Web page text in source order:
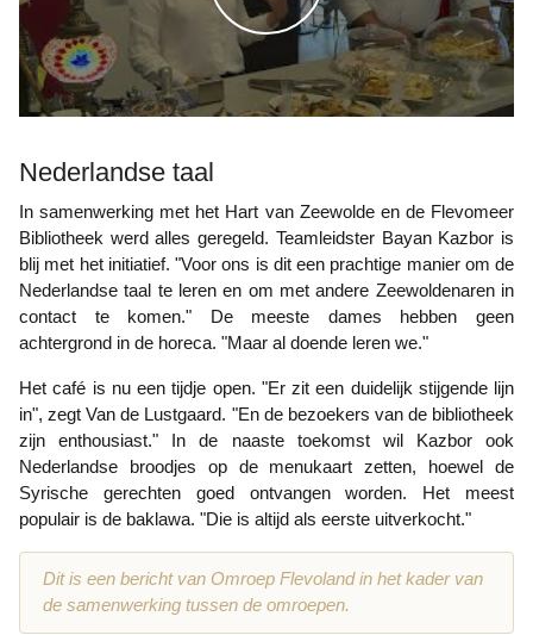
Nederlandse taal
In samenwerking met het Hart van Zeewolde en de Flevomeer
Bibliotheek werd alles geregeld. Teamleidster Bayan Kazbor is
blij met het initiatief. "Voor ons is dit een prachtige manier om de
Nederlandse taal te leren en om met andere Zeewoldenaren in
contact te komen." De meeste dames hebben geen
achtergrond in de horeca. "Maar al doende leren we."
Het café is nu een tijdje open. "Er zit een duidelijk stijgende lijn
in", zegt Van de Lustgaard. "En de bezoekers van de bibliotheek
zijn enthousiast." In de naaste toekomst wil Kazbor ook
Nederlandse broodjes op de menukaart zetten, hoewel de
Syrische gerechten goed ontvangen worden. Het meest
populair is de baklawa. "Die is altijd als eerste uitverkocht."
Dit is een bericht van Omroep Flevoland in het kader van
de samenwerking tussen de omroepen.